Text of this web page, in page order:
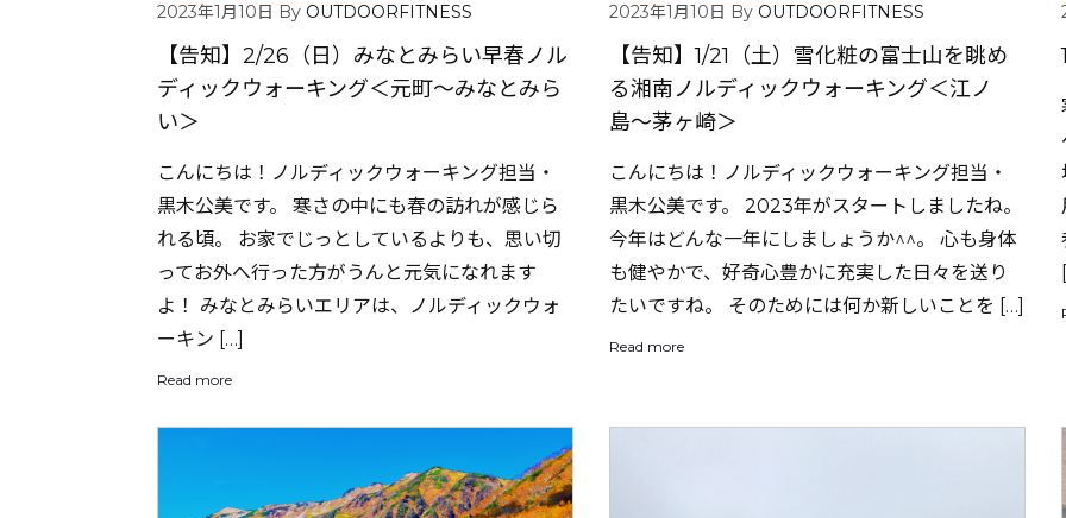
2023年1月10日 By OUTDOORFITNESS
【告知】2/26（日）みなとみらい早春ノル
ディックウォーキング＜元町〜みなとみら
い＞
こんにちは！ノルディックウォーキング担当・
黒木公美です。 寒さの中にも春の訪れが感じら
れる頃。 お家でじっとしているよりも、思い切
ってお外へ行った方がうんと元気になれます
よ！ みなとみらいエリアは、ノルディックウォ
ーキン […]
Read more
2023年1月10日 By OUTDOORFITNESS
【告知】1/21（土）雪化粧の富士山を眺め
る湘南ノルディックウォーキング＜江ノ
島〜茅ヶ崎＞
こんにちは！ノルディックウォーキング担当・
黒木公美です。 2023年がスタートしましたね。
今年はどんな一年にしましょうか^^。 心も身体
も健やかで、好奇心豊かに充実した日々を送り
たいですね。 そのためには何か新しいことを […]
Read more